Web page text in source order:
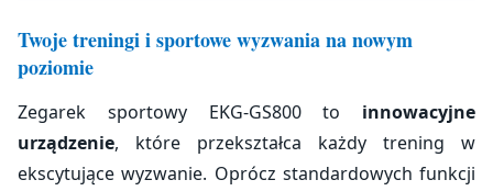
Twoje treningi i sportowe wyzwania na nowym
poziomie
Zegarek sportowy EKG-GS800 to innowacyjne
urządzenie, które przekształca każdy trening w
ekscytujące wyzwanie. Oprócz standardowych funkcji